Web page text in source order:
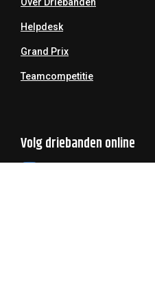
Over Driebanden
Helpdesk
Grand Prix
Teamcompetitie
Volg driebanden online